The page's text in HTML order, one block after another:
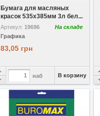
Бумага для масляных
красок 535х385мм 3л бел...
Артикул: 19696
На складе
Графика
83,05 грн
наб В корзину